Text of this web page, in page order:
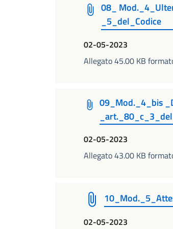
08_
_5_del_Codice
02-05-2023
Allegato 45.00 KB
09_Mod._4_bis
02-05-2023
Allegato 43.00 KB
02-05-2023